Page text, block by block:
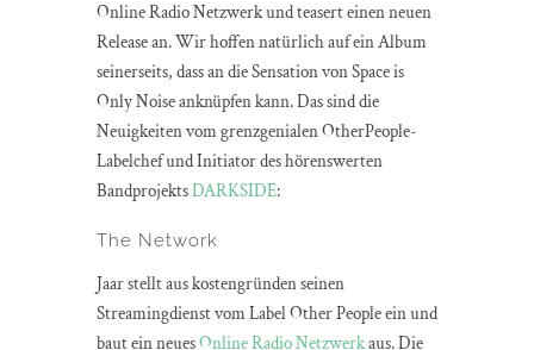
Online Radio Netzwerk und teasert einen neuen
Release an. Wir hoffen natürlich auf ein Album
seinerseits, dass an die Sensation von Space is
Only Noise anknüpfen kann. Das sind die
Neuigkeiten vom grenzgenialen OtherPeople-
Labelchef und Initiator des hörenswerten
BandprojektsDARKSIDE:
The Network
Jaar stellt aus kostengründen seinen
Streamingdienst vom Label Other People ein und
baut ein neuesOnline Radio Netzwerkaus. Die